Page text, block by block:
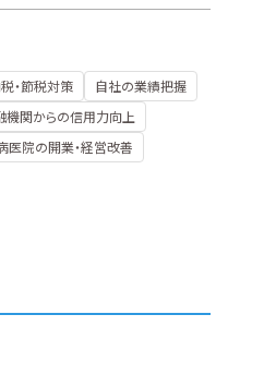
・節税対策
自社の業績把握
機関からの信用力向上
医院の開業・経営改善